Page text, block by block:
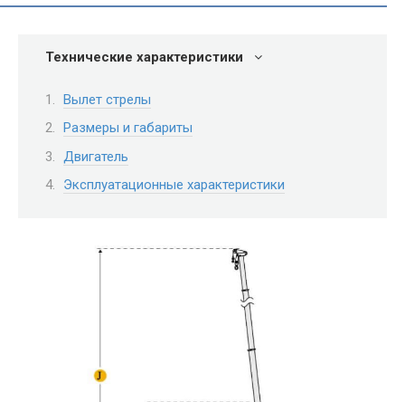
Технические характеристики
Вылет стрелы
Размеры и габариты
Двигатель
Эксплуатационные характеристики